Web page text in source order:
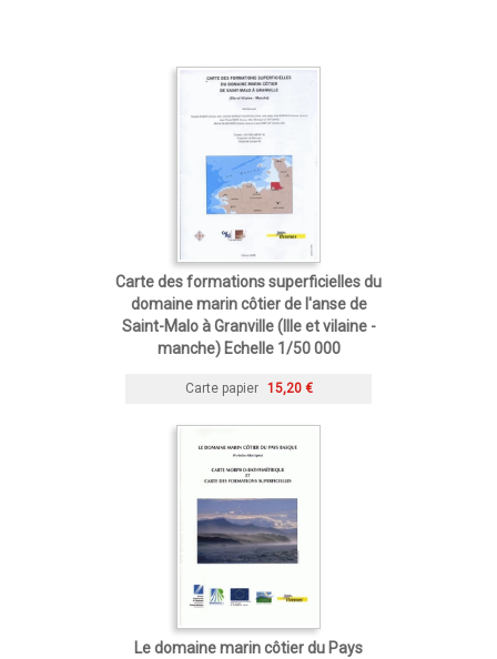
Carte des formations superficielles du
domaine marin côtier de l'anse de
Saint-Malo à Granville (Ille et vilaine -
manche) Echelle 1/50 000
Carte papier 15,20 €
Le domaine marin côtier du Pays